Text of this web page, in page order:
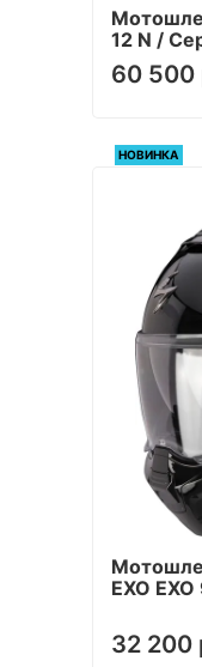
12 N /
60 500
НОВИНКА
EXO
32 200